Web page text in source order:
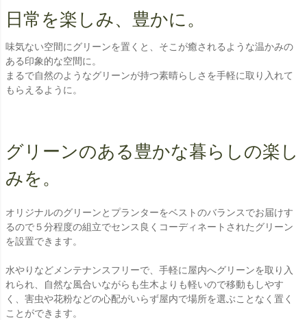
日常を楽しみ、豊かに。
味気ない空間にグリーンを置くと、そこが癒されるような温かみの
ある印象的な空間に。
まるで自然のようなグリーンが持つ素晴らしさを手軽に取り入れて
もらえるように。
グリーンのある豊かな暮らしの楽し
みを。
オリジナルのグリーンとプランターをベストのバランスでお届けす
るので５分程度の組立でセンス良くコーディネートされたグリーン
を設置できます。
水やりなどメンテナンスフリーで、手軽に屋内へグリーンを取り入
れられ、自然な風合いながらも生木よりも軽いので移動もしやす
く、害虫や花粉などの心配がいらず屋内で場所を選ぶことなく置く
ことができます。